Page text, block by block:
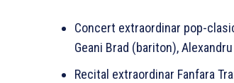
Concert extraordinar pop-
Geani Brad (bariton),
Recital extraordinar Fanfara